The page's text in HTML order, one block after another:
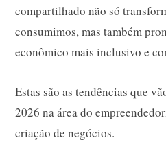
compartilhado não só
consumimos, mas também
econômico mais inclusivo e
Estas são as tendências que
2026 na área do
criação de negócios.